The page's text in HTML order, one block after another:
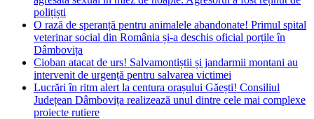
polițiști
O rază de speranță pentru animalele abandonate! Primul spital
veterinar social din România și-a deschis oficial porțile în
Dâmbovița
Cioban atacat de urs! Salvamontiștii și jandarmii montani au
intervenit de urgență pentru salvarea victimei
Lucrări în ritm alert la centura orașului Găești! Consiliul
Județean Dâmbovița realizează unul dintre cele mai complexe
proiecte rutiere